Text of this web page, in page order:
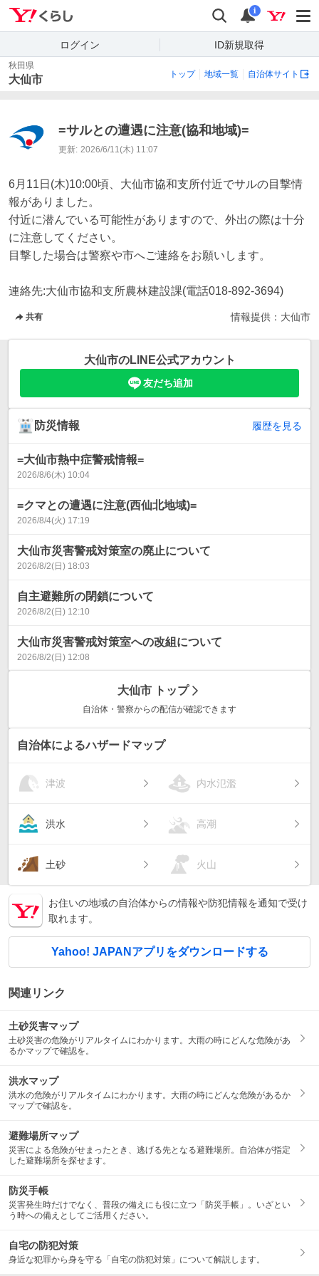
検索 通知
i
ログイン ID新規取得
秋田県
大仙市 トップ 地域一覧 自治体サイト
=サルとの遭遇に注意(協和地域)=
更新: 2026/6/11(木) 11:07
6月11日(木)10:00頃、大仙市協和支所付近でサルの目撃情
報がありました。
付近に潜んでいる可能性がありますので、外出の際は十分
に注意してください。
目撃した場合は警察や市へご連絡をお願いします。
連絡先:大仙市協和支所農林建設課(電話018-892-3694)
共有 情報提供： 大仙市
大仙市のLINE公式アカウント
友だち追加
防災情報 履歴を見る
=大仙市熱中症警戒情報=
2026/8/6(木) 10:04
=クマとの遭遇に注意(西仙北地域)=
2026/8/4(火) 17:19
大仙市災害警戒対策室の廃止について
2026/8/2(日) 18:03
自主避難所の閉鎖について
2026/8/2(日) 12:10
大仙市災害警戒対策室への改組について
2026/8/2(日) 12:08
大仙市 トップ
自治体・警察からの配信が確認できます
自治体によるハザードマップ
津波 内水氾濫
洪水 高潮
土砂 火山
お住いの地域の自治体からの情報や防犯情報を通知で受け
取れます。
Yahoo! JAPANアプリをダウンロードする
関連リンク
土砂災害マップ
土砂災害の危険がリアルタイムにわかります。大雨の時にどんな危険があ
るかマップで確認を。
洪水マップ
洪水の危険がリアルタイムにわかります。大雨の時にどんな危険があるか
マップで確認を。
避難場所マップ
災害による危険がせまったとき、逃げる先となる避難場所。自治体が指定
した避難場所を探せます。
防災手帳
災害発生時だけでなく、普段の備えにも役に立つ「防災手帳」。いざとい
う時への備えとしてご活用ください。
自宅の防犯対策
身近な犯罪から身を守る「自宅の防犯対策」について解説します。